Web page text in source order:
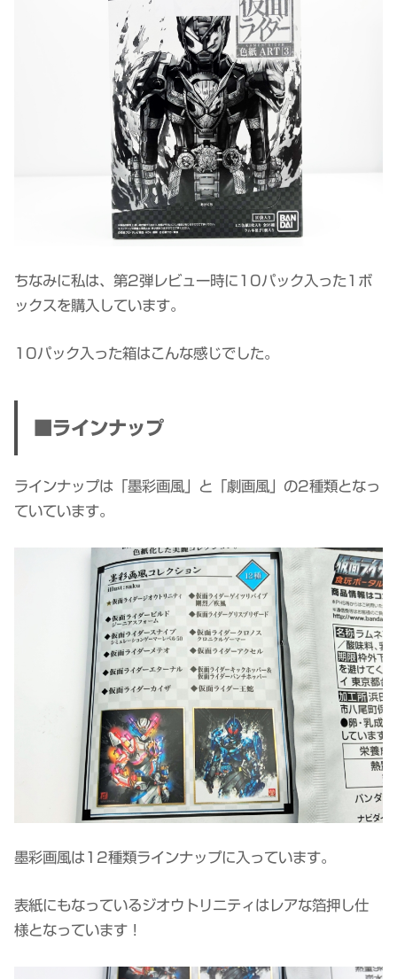
ちなみに私は、第2弾レビュー時に10パック入った1ボ
ックスを購入しています。
10パック入った箱はこんな感じでした。
■ラインナップ
ラインナップは「墨彩画風」と「劇画風」の2種類となっ
ていています。
墨彩画風は12種類ラインナップに入っています。
表紙にもなっているジオウトリニティはレアな箔押し仕
様となっています！